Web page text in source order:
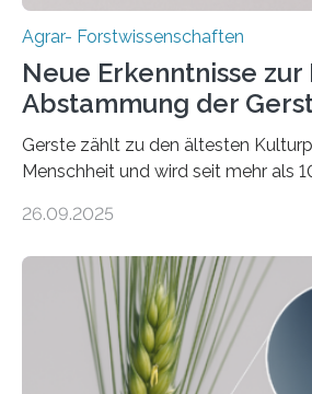
Agrar- Forstwissenschaften
Neue Erkenntnisse zur
Abstammung der
Gerste zählt zu den ältesten
Menschheit und wird seit mehr als
einzigen Ort domestiziert wurde.
Instituts für Pflanzengenetik und
Kulturpflanzenforschung (IPK)
Gerste aus verschiedenen
sogenannten Fruchtbaren
ist. Sie besitzt also eine Art
26.09.2025